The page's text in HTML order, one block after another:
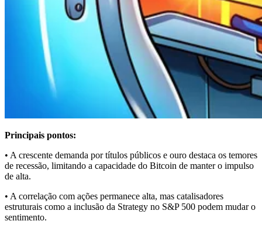
Principais pontos:
• A crescente demanda por títulos públicos e ouro destaca os temores
de recessão, limitando a capacidade do Bitcoin de manter o impulso
de alta.
• A correlação com ações permanece alta, mas catalisadores
estruturais como a inclusão da Strategy no S&P 500 podem mudar o
sentimento.